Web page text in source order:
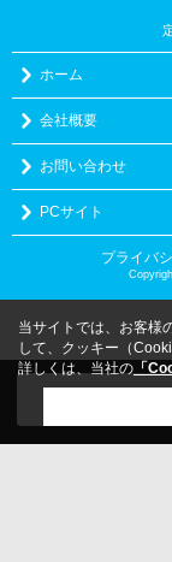
ホーム
会社概要
お問い合わせ
PCサイト
プライバ
こちらの
当サイトでは、お客様
して、クッキー（
詳しくは、当社の 「